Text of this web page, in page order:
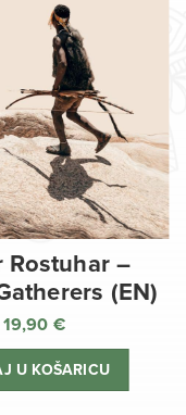
Rostuhar –
(EN)
19,90 €
U KOŠARICU